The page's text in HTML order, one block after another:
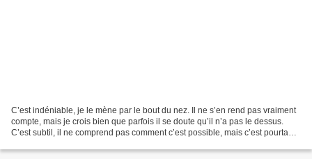
C’est indéniable, je le mène par le bout du nez. Il ne s’en rend pas vraiment
compte, mais je crois bien que parfois il se doute qu’il n’a pas le dessus.
C’est subtil, il ne comprend pas comment c’est possible, mais c’est pourtant